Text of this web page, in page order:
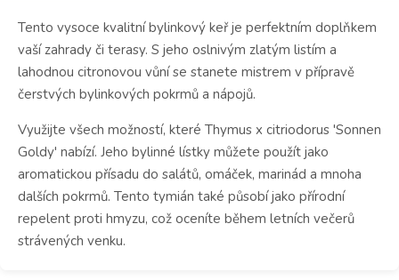
Tento vysoce kvalitní bylinkový keř je perfektním doplňkem
vaší zahrady či terasy. S jeho oslnivým zlatým listím a
lahodnou citronovou vůní se stanete mistrem v přípravě
čerstvých bylinkových pokrmů a nápojů.
Využijte všech možností, které Thymus x citriodorus 'Sonnen
Goldy' nabízí. Jeho bylinné lístky můžete použít jako
aromatickou přísadu do salátů, omáček, marinád a mnoha
dalších pokrmů. Tento tymián také působí jako přírodní
repelent proti hmyzu, což oceníte během letních večerů
strávených venku.